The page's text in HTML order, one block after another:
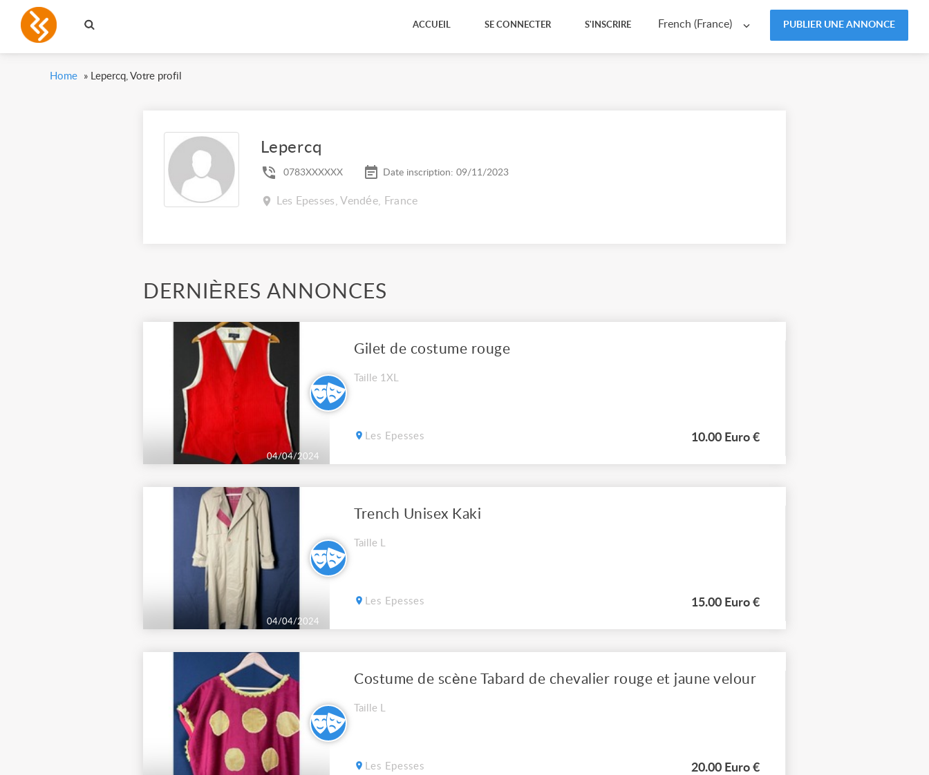
French (France) PUBLIER UNE ANNONCE
ACCUEIL SE CONNECTER S'INSCRIRE
Home » Lepercq, Votre profil
Lepercq
0783XXXXXX Date inscription: 09/11/2023
Les Epesses, Vendée, France
DERNIÈRES ANNONCES
04/04/2024
Gilet de costume rouge
Taille 1XL
Les Epesses 10.00 Euro €
04/04/2024
Trench Unisex Kaki
Taille L
Les Epesses 15.00 Euro €
Costume de scène Tabard de chevalier rouge et jaune velour
Taille L
Les Epesses 20.00 Euro €